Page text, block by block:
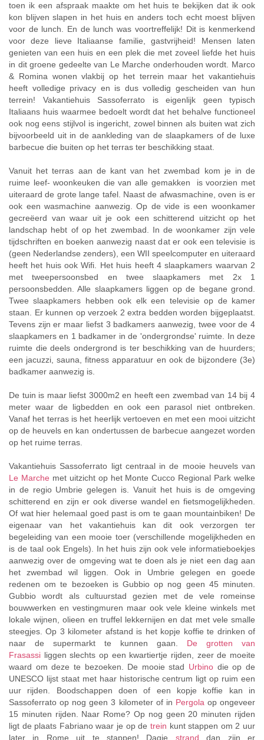
toen ik een afspraak maakte om het huis te bekijken dat ik ook
kon blijven slapen in het huis en anders toch echt moest blijven
voor de lunch. En de lunch was voortreffelijk! Dit is kenmerkend
voor deze lieve Italiaanse familie, gastvrijheid! Mensen laten
genieten van een huis en een plek die met zoveel liefde het huis
in dit groene gedeelte van Le Marche onderhouden wordt. Marco
& Romina wonen vlakbij op het terrein maar het vakantiehuis
heeft volledige privacy en is dus volledig gescheiden van hun
terrein! Vakantiehuis Sassoferrato is eigenlijk geen typisch
Italiaans huis waarmee bedoelt wordt dat het behalve functioneel
ook nog eens stijlvol is ingericht, zowel binnen als buiten wat zich
bijvoorbeeld uit in de aankleding van de slaapkamers of de luxe
barbecue die buiten op het terras ter beschikking staat.
Vanuit het terras aan de kant van het zwembad kom je in de
ruime leef- woonkeuken die van alle gemakken is voorzien met
uiteraard de grote lange tafel. Naast de afwasmachine, oven is er
ook een wasmachine aanwezig. Op de vide is een woonkamer
gecreëerd van waar uit je ook een schitterend uitzicht op het
landschap hebt of op het zwembad. In de woonkamer zijn vele
tijdschriften en boeken aanwezig naast dat er ook een televisie is
(geen Nederlandse zenders), een WII speelcomputer en uiteraard
heeft het huis ook Wifi. Het huis heeft 4 slaapkamers waarvan 2
met tweepersoonsbed en twee slaapkamers met 2x 1
persoonsbedden. Alle slaapkamers liggen op de begane grond.
Twee slaapkamers hebben ook elk een televisie op de kamer
staan. Er kunnen op verzoek 2 extra bedden worden bijgeplaatst.
Tevens zijn er maar liefst 3 badkamers aanwezig, twee voor de 4
slaapkamers en 1 badkamer in de 'ondergrondse' ruimte. In deze
ruimte die deels ondergrond is ter beschikking van de huurders;
een jacuzzi, sauna, fitness apparatuur en ook de bijzondere (3e)
badkamer aanwezig is.
De tuin is maar liefst 3000m2 en heeft een zwembad van 14 bij 4
meter waar de ligbedden en ook een parasol niet ontbreken.
Vanaf het terras is het heerlijk vertoeven en met een mooi uitzicht
op de heuvels en kan ondertussen de barbecue aangezet worden
op het ruime terras.
Vakantiehuis Sassoferrato ligt centraal in de mooie heuvels van
Le Marche met uitzicht op het Monte Cucco Regional Park welke
in de regio Umbrie gelegen is. Vanuit het huis is de omgeving
schitterend en zijn er ook diverse wandel en fietsmogelijkheden.
Of wat hier helemaal goed past is om te gaan mountainbiken! De
eigenaar van het vakantiehuis kan dit ook verzorgen ter
begeleiding van een mooie toer (verschillende mogelijkheden en
is de taal ook Engels). In het huis zijn ook vele informatieboekjes
aanwezig over de omgeving wat te doen als je niet een dag aan
het zwembad wil liggen. Ook in Umbrie gelegen en goede
redenen om te bezoeken is Gubbio op nog geen 45 minuten.
Gubbio wordt als cultuurstad gezien met de vele romeinse
bouwwerken en vestingmuren maar ook vele kleine winkels met
lokale wijnen, olieen en truffel lekkernijen en dat met vele smalle
steegjes. Op 3 kilometer afstand is het kopje koffie te drinken of
naar de supermarkt te kunnen gaan. De grotten van
Frasassi liggen slechts op een kwartiertje rijden, zeer de moeite
waard om deze te bezoeken. De mooie stad Urbino die op de
UNESCO lijst staat met haar historische centrum ligt op ruim een
uur rijden. Boodschappen doen of een kopje koffie kan in
Sassoferrato op nog geen 3 kilometer of in Pergola op ongeveer
15 minuten rijden. Naar Rome? Op nog geen 20 minuten rijden
ligt de plaats Fabriano waar je op de trein kunt stappen om 2 uur
later in Rome uit te stappen! Dagje strand dan zijn er